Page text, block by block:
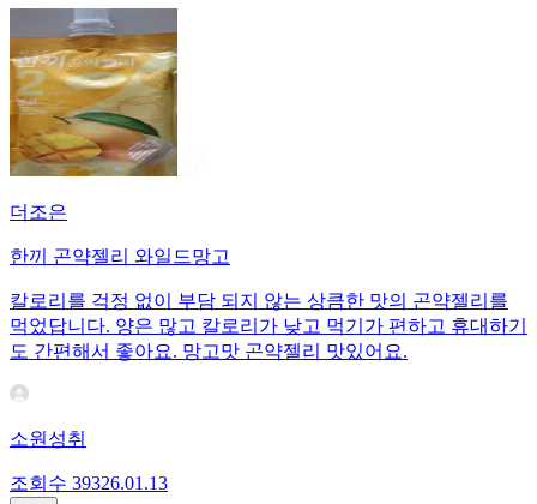
더조은
한끼 곤약젤리 와일드망고
칼로리를 걱정 없이 부담 되지 않는 상큼한 맛의 곤약젤리를
먹었답니다. 양은 많고 칼로리가 낮고 먹기가 편하고 휴대하기
도 간편해서 좋아요. 망고맛 곤약젤리 맛있어요.
소원성취
조회수 39326.01.13